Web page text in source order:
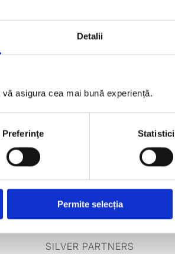
Detalii
asigura cea mai bună experiență.
Preferinţe Statistici
Permite selecția
SILVER PARTNERS